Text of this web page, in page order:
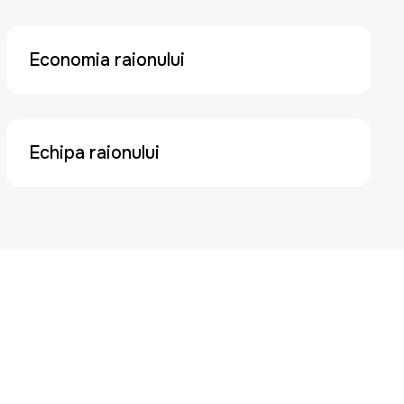
Economia raionului
Echipa raionului